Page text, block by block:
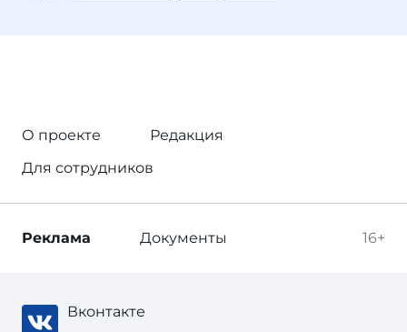
О проекте
Редакция
Для сотрудников
16+
Реклама Документы
Вконтакте